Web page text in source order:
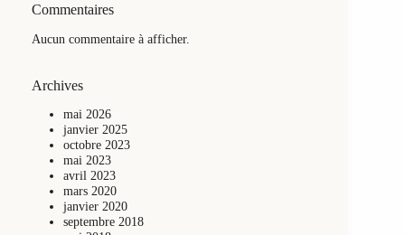
Commentaires
Aucun commentaire à afficher.
Archives
mai 2026
janvier 2025
octobre 2023
mai 2023
avril 2023
mars 2020
janvier 2020
septembre 2018